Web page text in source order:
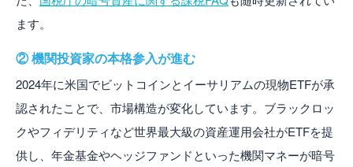
ます。
② 機関投資家の本格参入が進む
2024年に米国でビットコインとイーサリアムの現物ETFが承
認されたことで、市場構造が変化しています。ブラックロッ
クやフィデリティなど世界最大級の資産運用会社がETFを提
供し、年金基金やヘッジファンドといった機関マネーが暗号